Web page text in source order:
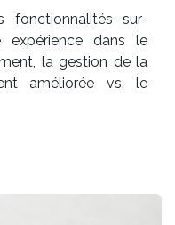
fonctionnalités sur-
dans le
la gestion de la
améliorée vs. le